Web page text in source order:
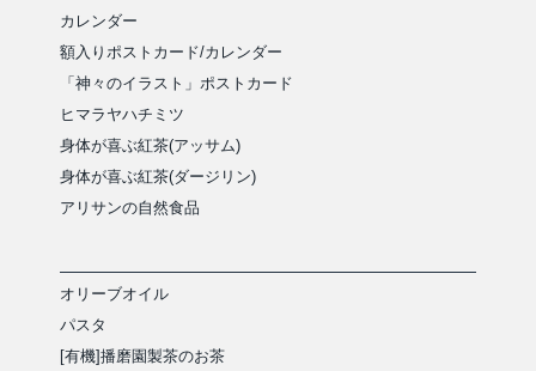
カレンダー
額入りポストカード/カレンダー
「神々のイラスト」ポストカード
ヒマラヤハチミツ
身体が喜ぶ紅茶(アッサム)
身体が喜ぶ紅茶(ダージリン)
アリサンの自然食品
オリーブオイル
パスタ
[有機]播磨園製茶のお茶